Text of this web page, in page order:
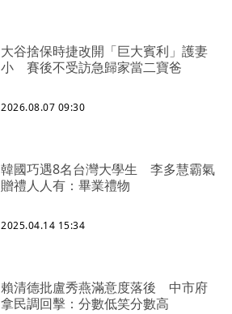
大谷捨保時捷改開「巨大賓利」護妻
小 賽後不受訪急歸家當二寶爸
2026.08.07 09:30
韓國巧遇8名台灣大學生 李多慧霸氣
贈禮人人有：畢業禮物
2025.04.14 15:34
賴清德批盧秀燕滿意度落後 中市府
拿民調回擊：分數低笑分數高